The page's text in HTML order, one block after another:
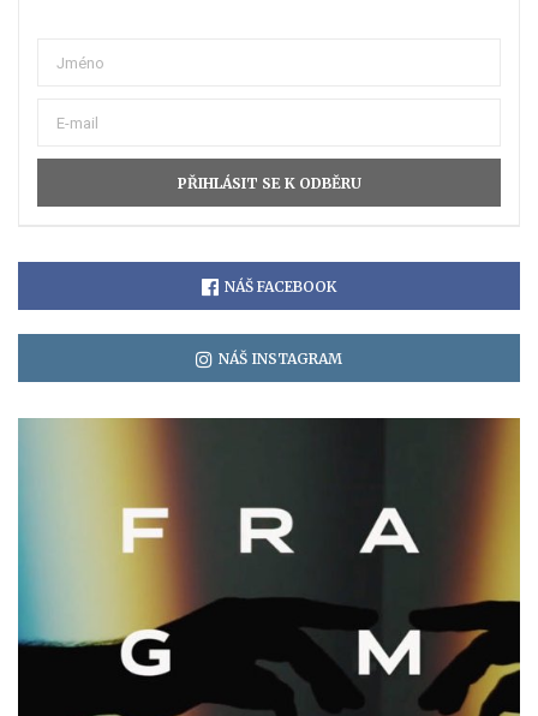
NÁŠ FACEBOOK
NÁŠ INSTAGRAM